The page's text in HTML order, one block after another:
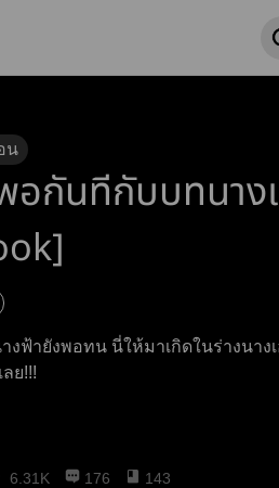
น
อกันทีกับบทนาง
งฟ้ายังพอทน นี่ให้มาเกิดในร่างนาง
ย!!!
6.31K 176 143